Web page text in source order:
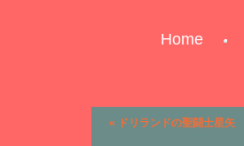
Home
« ドリランドの聖闘士星矢